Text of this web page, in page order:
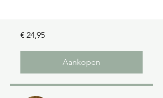
€ 24,95
Aankopen